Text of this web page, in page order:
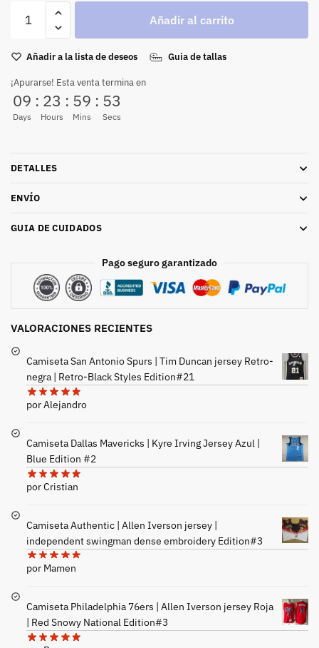
Añadir al carrito
Añadir a la lista de deseos Guia de tallas
¡Apurarse! Esta venta termina en
09
Days
: 23
Hours
: 59
Mins
: 53
Secs
DETALLES
ENVÍO
GUIA DE CUIDADOS
Pago seguro garantizado
VALORACIONES RECIENTES
Camiseta San Antonio Spurs | Tim Duncan jersey Retro-
negra | Retro-Black Styles Edition#21
por Alejandro
Camiseta Dallas Mavericks | Kyre Irving Jersey Azul |
Blue Edition #2
por Cristian
Camiseta Authentic | Allen Iverson jersey |
independent swingman dense embroidery Edition#3
por Mamen
Camiseta Philadelphia 76ers | Allen Iverson jersey Roja
| Red Snowy National Edition#3